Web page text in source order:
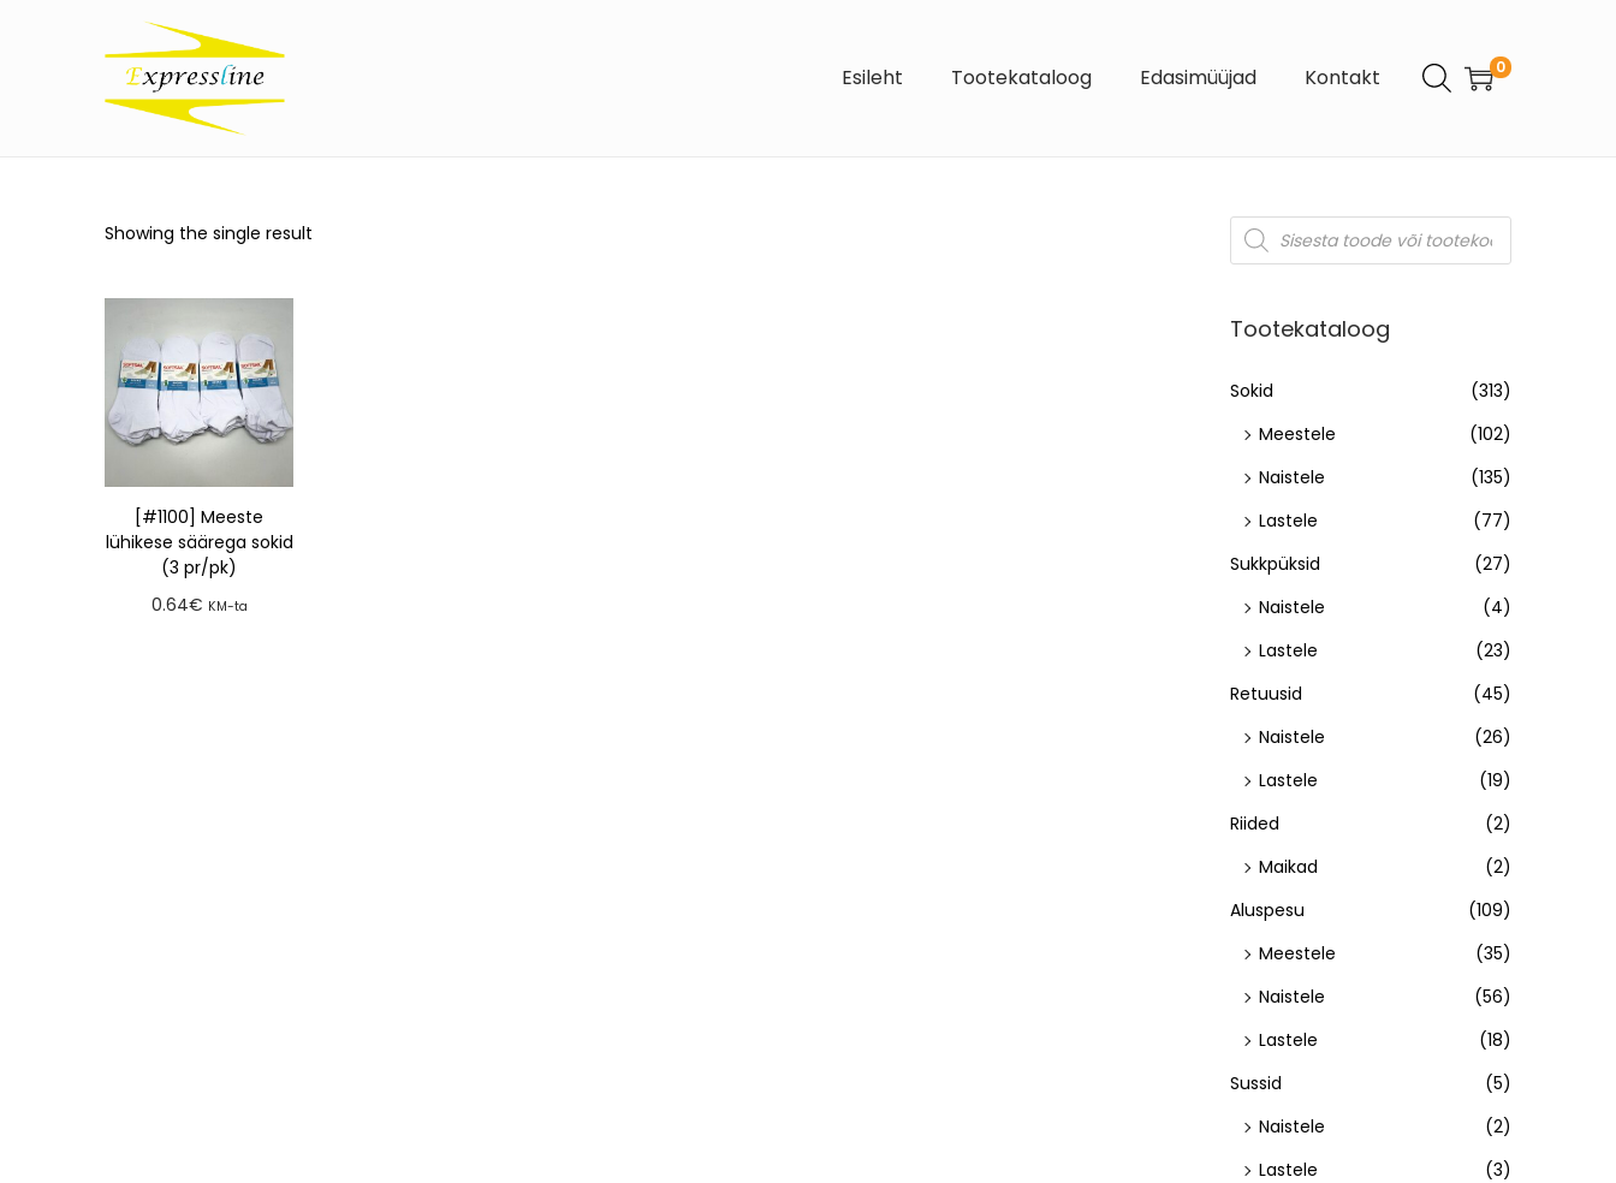
Esileht Tootekataloog Edasimüüjad Kontakt 0
Showing the single result
[#1100] Meeste
lühikese säärega sokid
(3 pr/pk)
0.64€ KM-ta
Tootekataloog
Sokid
(313)
Meestele
(102)
Naistele
(135)
Lastele
(77)
Sukkpüksid
(27)
Naistele
(4)
Lastele
(23)
Retuusid
(45)
Naistele
(26)
Lastele
(19)
Riided
(2)
Maikad
(2)
Aluspesu
(109)
Meestele
(35)
Naistele
(56)
Lastele
(18)
Sussid
(5)
Naistele
(2)
Lastele
(3)